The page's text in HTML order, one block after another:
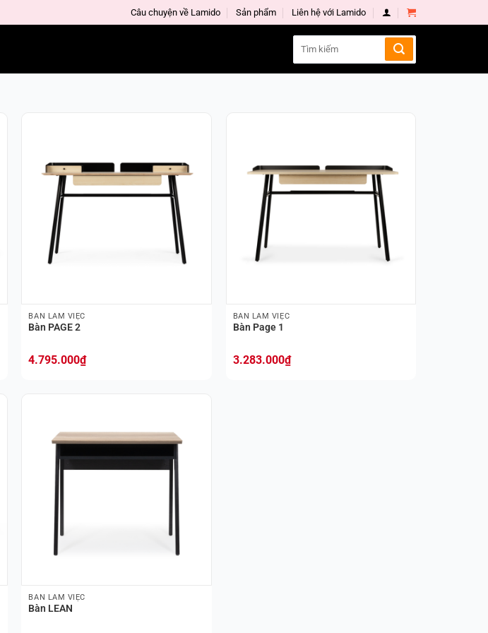
Câu chuyện về Lamido Sản phẩm Liên hệ với Lamido
for:
BÀN LÀM VIỆC
Bàn PAGE 2
4.795.000₫
BÀN LÀM VIỆC
Bàn Page 1
3.283.000₫
BÀN LÀM VIỆC
Bàn LEAN